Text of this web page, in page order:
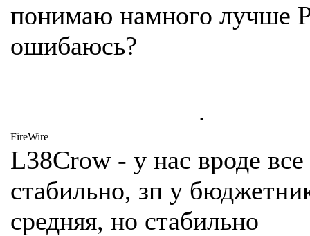
понимаю намного лучше
ошибаюсь?
.
FireWire
L38Crow - у нас вроде все
стабильно, зп у
средняя, но стабильно